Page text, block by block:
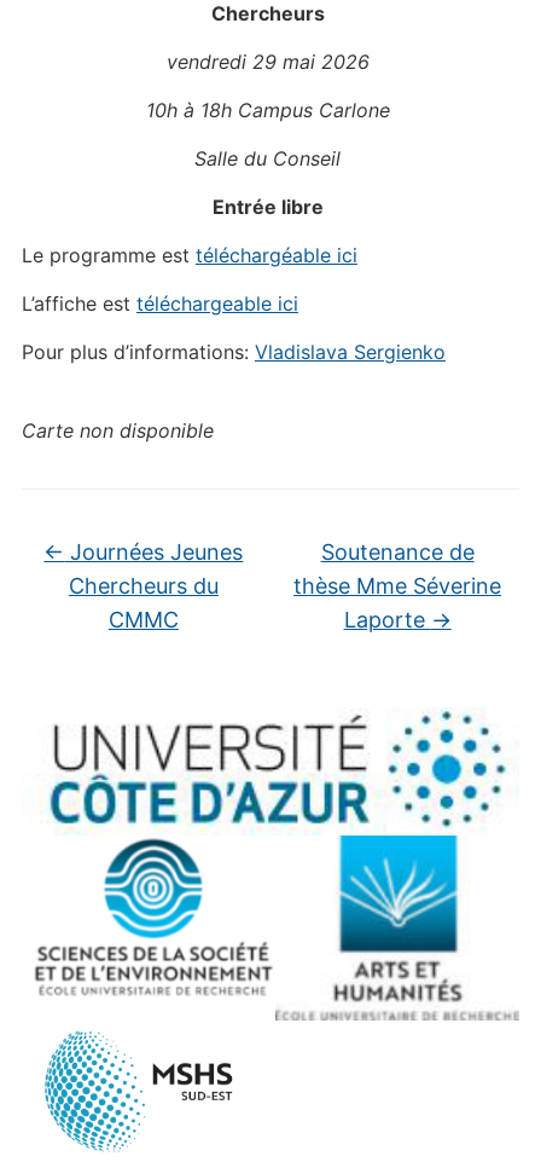
Chercheurs
vendredi 29 mai 2026
10h à 18h Campus Carlone
Salle du Conseil
Entrée libre
Le programme est téléchargéable ici
L’affiche est téléchargeable ici
Pour plus d’informations: Vladislava Sergienko
Carte non disponible
← Journées Jeunes
Chercheurs du
CMMC
Soutenance de
thèse Mme Séverine
Laporte →